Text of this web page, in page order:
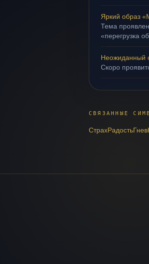
Яркий образ
Тема
«перегрузка
Неожиданный
Скоро
СВЯЗАННЫЕ
СтрахРадостьГнев